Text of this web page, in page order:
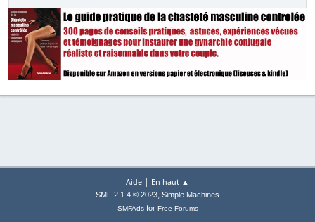
Aide | En haut ▲
SMF 2.1.4 © 2023, Simple Machines
SMFAdsfor Free Forums